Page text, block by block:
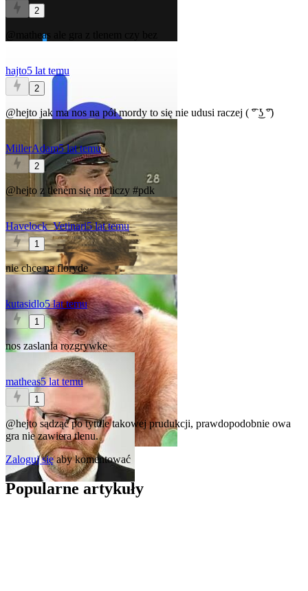
2
@matheas
hajto5 lat temu
2
@hejto jak ma nos na pół mordy to się nie udusi raczej ( ͡° ͜ʖ ͡°)
MillerAdam5 lat temu
2
@hejto z tlenem się nie liczy #pdk
Havelock_Vetinari5 lat temu
1
nie chce na floryde
kutasidlo5 lat temu
1
nos zaslania rozgrywke
matheas5 lat temu
1
@hejto sądząc po tytule takowej prudukcji, prawdopodobnie owa
gra nie zawiera tlenu.
Zaloguj sięaby komentować
Popularne artykuły